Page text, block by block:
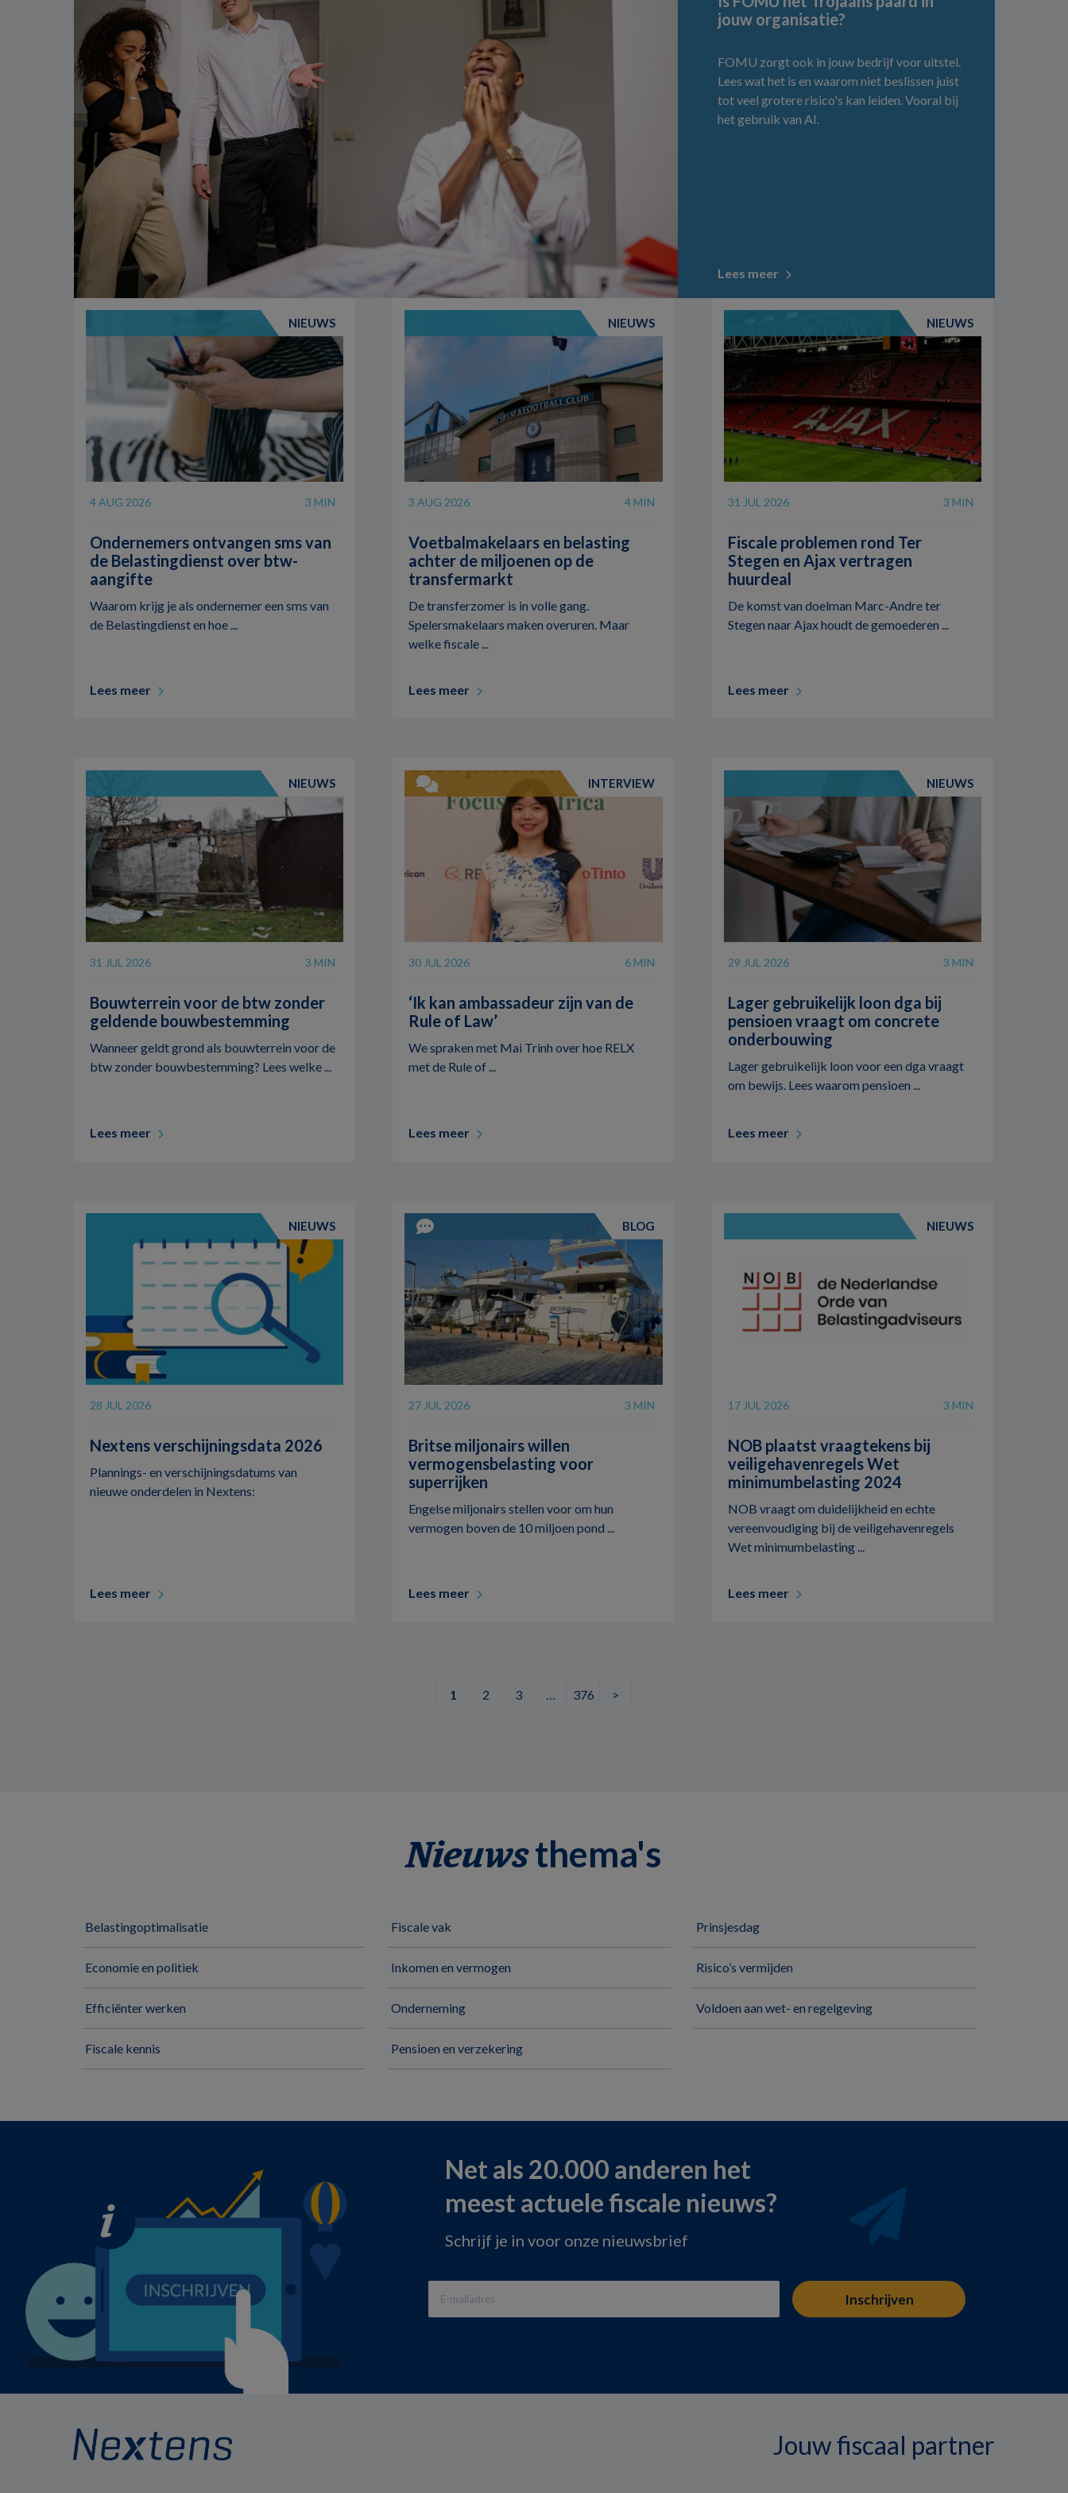
jouw organisatie?
FOMU zorgt ook in jouw bedrijf voor uitstel.
Lees wat het is en waarom niet beslissen juist
tot veel grotere risico's kan leiden. Vooral bij
het gebruik van AI.
Lees meer
NIEUWS
4 AUG 2026 3 MIN
Ondernemers ontvangen sms van
de Belastingdienst over btw-
aangifte
Waarom krijg je als ondernemer een sms van
de Belastingdienst en hoe ...
Lees meer
NIEUWS
3 AUG 2026 4 MIN
Voetbalmakelaars en belasting
achter de miljoenen op de
transfermarkt
De transferzomer is in volle gang.
Spelersmakelaars maken overuren. Maar
welke fiscale ...
Lees meer
NIEUWS
31 JUL 2026 3 MIN
Fiscale problemen rond Ter
Stegen en Ajax vertragen
huurdeal
De komst van doelman Marc-Andre ter
Stegen naar Ajax houdt de gemoederen ...
Lees meer
NIEUWS
31 JUL 2026 3 MIN
Bouwterrein voor de btw zonder
geldende bouwbestemming
Wanneer geldt grond als bouwterrein voor de
btw zonder bouwbestemming? Lees welke ...
Lees meer
INTERVIEW
30 JUL 2026 6 MIN
‘Ik kan ambassadeur zijn van de
Rule of Law’
We spraken met Mai Trinh over hoe RELX
met de Rule of ...
Lees meer
NIEUWS
29 JUL 2026 3 MIN
Lager gebruikelijk loon dga bij
pensioen vraagt om concrete
onderbouwing
Lager gebruikelijk loon voor een dga vraagt
om bewijs. Lees waarom pensioen ...
Lees meer
NIEUWS
28 JUL 2026
Nextens verschijningsdata 2026
Plannings- en verschijningsdatums van
nieuwe onderdelen in Nextens:
Lees meer
BLOG
27 JUL 2026 3 MIN
Britse miljonairs willen
vermogensbelasting voor
superrijken
Engelse miljonairs stellen voor om hun
vermogen boven de 10 miljoen pond ...
Lees meer
NIEUWS
17 JUL 2026 3 MIN
NOB plaatst vraagtekens bij
veiligehavenregels Wet
minimumbelasting 2024
NOB vraagt om duidelijkheid en echte
vereenvoudiging bij de veiligehavenregels
Wet minimumbelasting ...
Lees meer
1 2 3 … 376 >
Nieuwsthema's
Belastingoptimalisatie
Economie en politiek
Efficiënter werken
Fiscale kennis
Fiscale vak
Inkomen en vermogen
Onderneming
Pensioen en verzekering
Prinsjesdag
Risico’s vermijden
Voldoen aan wet- en regelgeving
Net als 20.000 anderen het
meest actuele fiscale nieuws?
Schrijf je in voor onze nieuwsbrief
Jouw fiscaal partner